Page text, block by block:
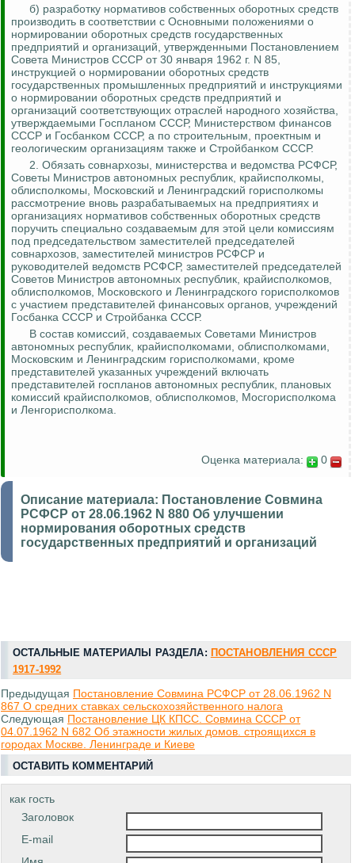
б) разработку нормативов собственных оборотных средств
производить в соответствии с Основными положениями о
нормировании оборотных средств государственных
предприятий и организаций, утвержденными Постановлением
Совета Министров СССР от 30 января 1962 г. N 85,
инструкцией о нормировании оборотных средств
государственных промышленных предприятий и инструкциями
о нормировании оборотных средств предприятий и
организаций соответствующих отраслей народного хозяйства,
утверждаемыми Госпланом СССР, Министерством финансов
СССР и Госбанком СССР, а по строительным, проектным и
геологическим организациям также и Стройбанком СССР.
2. Обязать совнархозы, министерства и ведомства РСФСР,
Советы Министров автономных республик, крайисполкомы,
облисполкомы, Московский и Ленинградский горисполкомы
рассмотрение вновь разрабатываемых на предприятиях и
организациях нормативов собственных оборотных средств
поручить специально создаваемым для этой цели комиссиям
под председательством заместителей председателей
совнархозов, заместителей министров РСФСР и
руководителей ведомств РСФСР, заместителей председателей
Советов Министров автономных республик, крайисполкомов,
облисполкомов, Московского и Ленинградского горисполкомов
с участием представителей финансовых органов, учреждений
Госбанка СССР и Стройбанка СССР.
В состав комиссий, создаваемых Советами Министров
автономных республик, крайисполкомами, облисполкомами,
Московским и Ленинградским горисполкомами, кроме
представителей указанных учреждений включать
представителей госпланов автономных республик, плановых
комиссий крайисполкомов, облисполкомов, Мосгорисполкома
и Ленгорисполкома.
Оценка материала: 0
Описание материала: Постановление Совмина
РСФСР от 28.06.1962 N 880 Об улучшении
нормирования оборотных средств
государственных предприятий и организаций
ОСТАЛЬНЫЕ МАТЕРИАЛЫ РАЗДЕЛА: ПОСТАНОВЛЕНИЯ СССР
1917-1992
Предыдущая Постановление Совмина РСФСР от 28.06.1962 N
867 О средних ставках сельскохозяйственного налога
Следующая Постановление ЦК КПСС. Совмина СССР от
04.07.1962 N 682 Об этажности жилых домов. строящихся в
городах Москве. Ленинграде и Киеве
ОСТАВИТЬ КОММЕНТАРИЙ
как гость
Заголовок
E-mail